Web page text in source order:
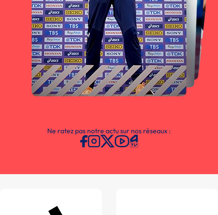
Ne ratez pas notre actu sur nos réseaux :